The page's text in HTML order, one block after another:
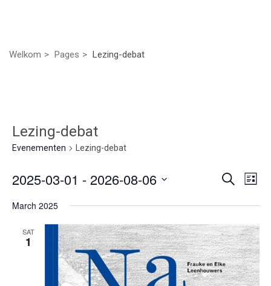
Welkom Pages Lezing-debat
Lezing-debat
Evenementen Lezing-debat
en
Zoeken
Lijst
2025-03-01 - 2026-08-06
een
March 2025
SAT
1